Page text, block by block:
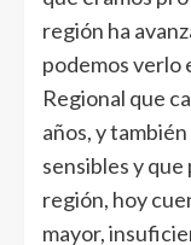
región ha
podemos verlo
Regional que
años, y
sensibles y
región, hoy
mayor,